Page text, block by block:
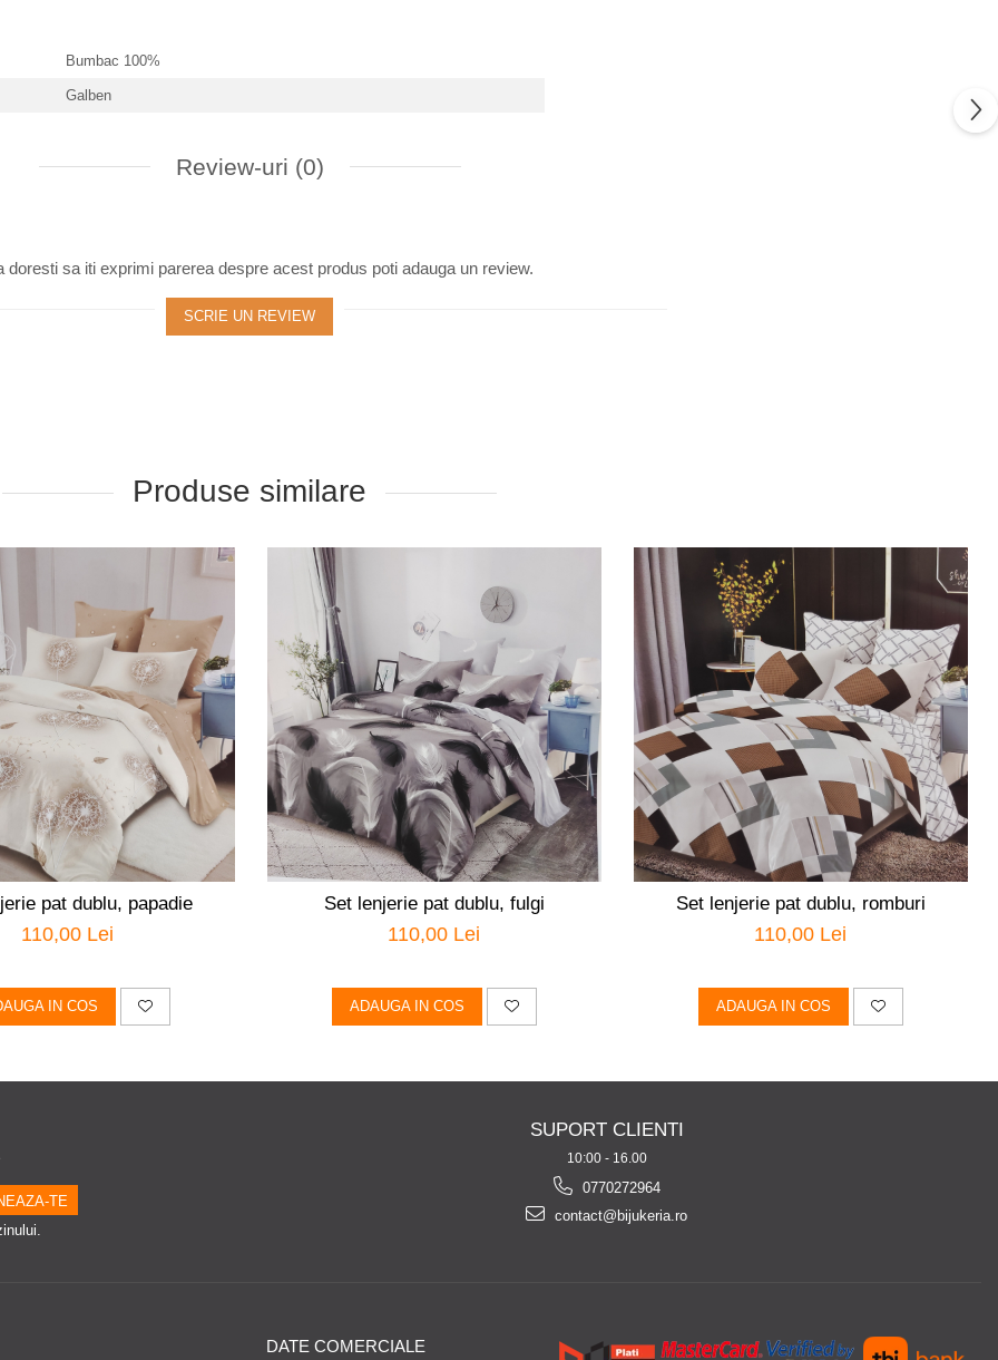
Bumbac 100%
Galben
Review-uri (0)
doresti sa iti exprimi parerea despre acest produs poti adauga un review.
SCRIE UN REVIEW
Produse similare
pat dublu, papadie
110,00 Lei
IN COS
Set lenjerie pat dublu, fulgi
110,00 Lei
ADAUGA IN COS
Set lenjerie pat dublu, romburi
110,00 Lei
ADAUGA IN COS
SUPORT CLIENTI
10:00 - 16.00
0770272964
contact@bijukeria.ro
DATE COMERCIALE